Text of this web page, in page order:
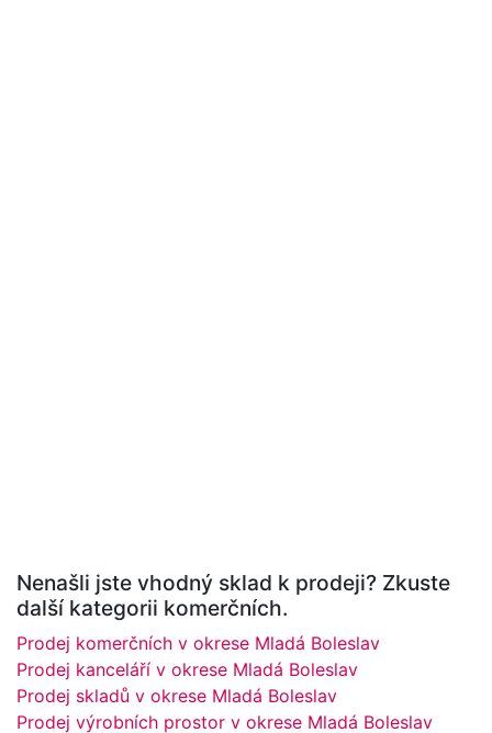
Nenašli jste vhodný sklad k prodeji? Zkuste
další kategorii komerčních.
Prodej komerčních v okrese Mladá Boleslav
Prodej kanceláří v okrese Mladá Boleslav
Prodej skladů v okrese Mladá Boleslav
Prodej výrobních prostor v okrese Mladá Boleslav